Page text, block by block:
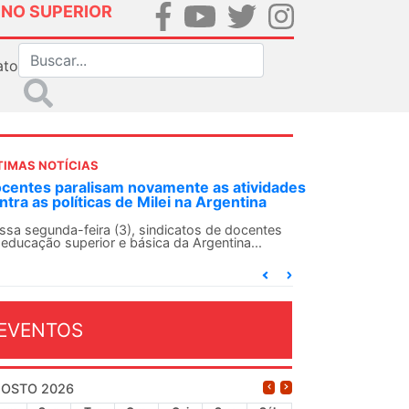
SUPERIOR
NOTÍCIAS
SN convoca docentes para Dia de
Internacionalista com Cuba em
de agosto
SN conclama suas seções sindicais e o